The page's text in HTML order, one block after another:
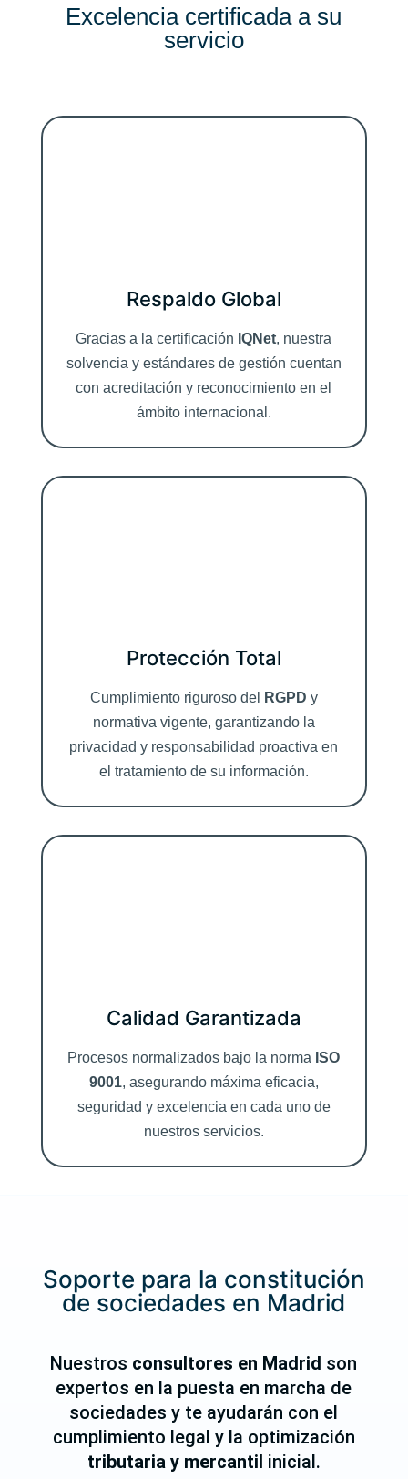
Excelencia certificada a su
servicio
Respaldo Global
Gracias a la certificación IQNet, nuestra
solvencia y estándares de gestión cuentan
con acreditación y reconocimiento en el
ámbito internacional.
Protección Total
Cumplimiento riguroso del RGPD y
normativa vigente, garantizando la
privacidad y responsabilidad proactiva en
el tratamiento de su información.
Calidad Garantizada
Procesos normalizados bajo la norma ISO
9001, asegurando máxima eficacia,
seguridad y excelencia en cada uno de
nuestros servicios.
Soporte para la constitución
de sociedades en Madrid
Nuestros consultores en Madrid son
expertos en la puesta en marcha de
sociedades y te ayudarán con el
cumplimiento legal y la optimización
tributaria y mercantil inicial.